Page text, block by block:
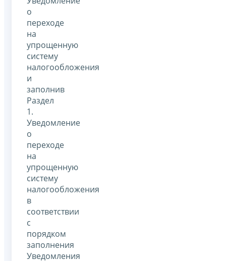
о
переходе
на
упрощенную
систему
налогообложения
и
заполнив
Раздел
1.
Уведомление
о
переходе
на
упрощенную
систему
налогообложения
в
соответствии
с
порядком
заполнения
Уведомления